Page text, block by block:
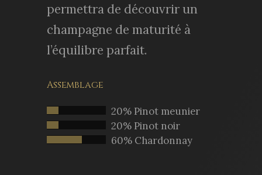
permettra de découvrir un
champagne de maturité à
l’équilibre parfait.
Assemblage
20% Pinot meunier
20% Pinot noir
60% Chardonnay